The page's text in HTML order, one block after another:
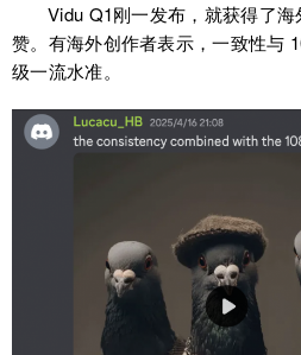
Vidu Q1刚一发布，就获得了
赞。有海外创作者表示，一致性与
级一流水准。